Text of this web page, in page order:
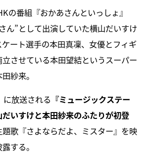
の番組『おかあさんといっしょ』
ん”として出演していた横山だいすけ
ート選手の本田真凜、女優とフィギ
立させている本田望結というスーパー
紗来。
放送される 『ミュージックステー
いすけと本田紗来のふたりが初登
歌『さよならだよ、ミスター』を映
する。